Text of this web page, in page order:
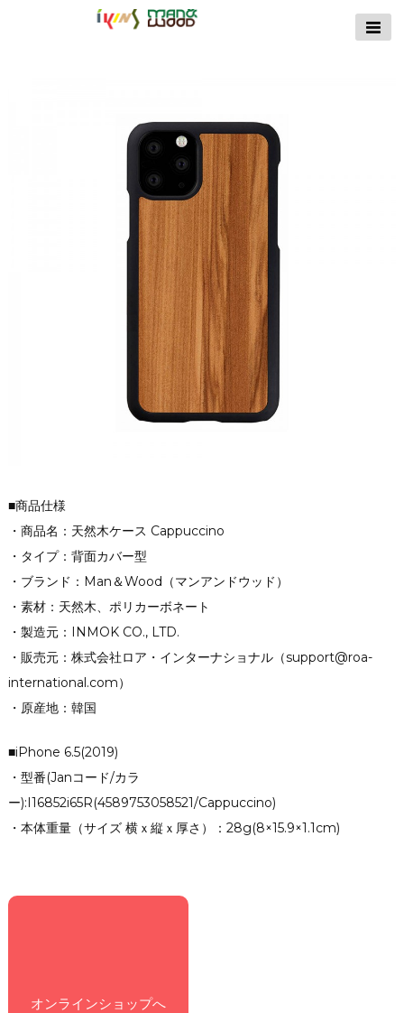
【公式サイト】
木ケース
■商品仕様
・商品名：天然木ケース Cappuccino
・タイプ：背面カバー型
・ブランド：Man＆Wood（マンアンドウッド）
・素材：天然木、ポリカーボネート
・製造元：INMOK CO., LTD.
・販売元：株式会社ロア・インターナショナル（support@roa-
international.com）
・原産地：韓国
■iPhone 6.5(2019)
・型番(Janコード/カラ
ー):I16852i65R(4589753058521/Cappuccino)
・本体重量（サイズ 横ｘ縦ｘ厚さ）：28g(8×15.9×1.1cm)
オンラインショップへ